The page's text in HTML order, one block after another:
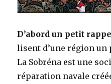
D’abord un petit
lisent d’une région un
La Sobréna est une
réparation navale